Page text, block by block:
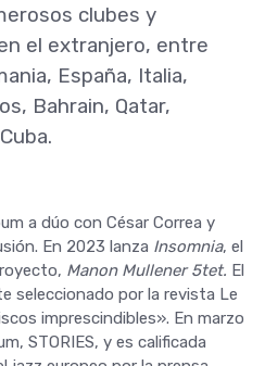
clubes y
el extranjero, entre
España, Italia,
Bahrain, Qatar,
a dúo con César Correa y
En 2023 lanza Insomnia, el
Manon Mullener 5tet. El
seleccionado por la revista Le
imprescindibles». En marzo
STORIES, y es calificada